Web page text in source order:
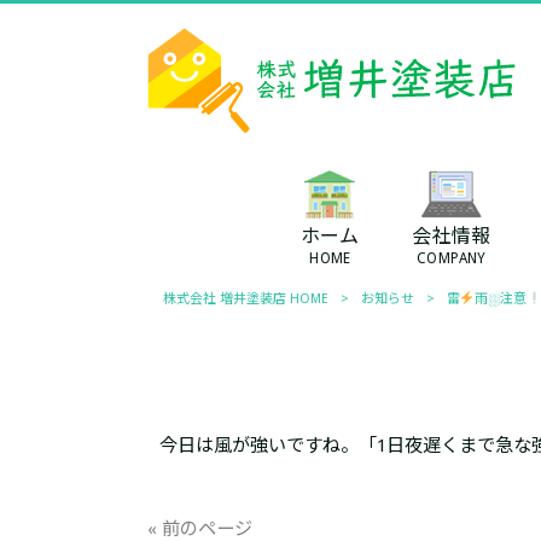
ホーム
HOME
会社情報
COMPANY
株式会社 増井塗装店 HOME > お知らせ > 雷 雨⛆注意
今日は風が強いですね。「1日夜遅くまで急
« 前のページ